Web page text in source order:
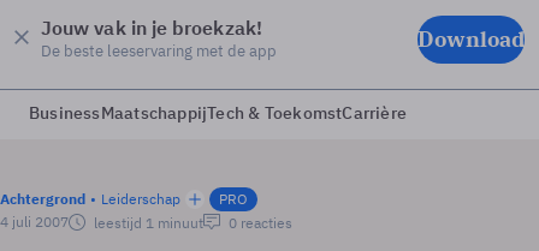
Jouw vak in je broekzak!
De beste leeservaring met de app Download
BusinessMaatschappijTech & ToekomstCarrière
Achtergrond Leiderschap
PRO
4 juli 2007
leestijd 1 minuut 0 reacties